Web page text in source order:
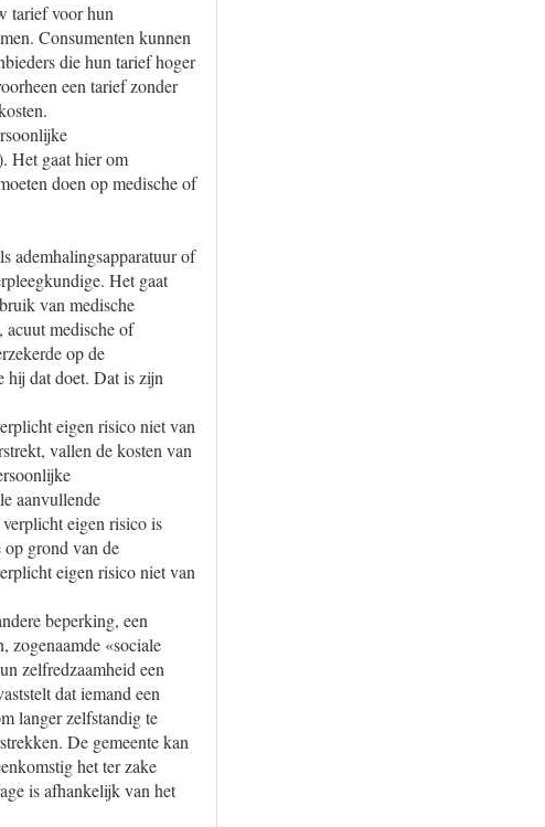
tarief voor hun
Consumenten kunnen
die hun tarief hoger
een tarief zonder
Het gaat hier om
doen op medische of
ademhalingsapparatuur of
Het gaat
van medische
acuut medische of
op de
hij dat doet. Dat is zijn
eigen risico niet van
vallen de kosten van
aanvullende
eigen risico is
grond van de
eigen risico niet van
beperking, een
zogenaamde «sociale
zelfredzaamheid een
dat iemand een
langer zelfstandig te
De gemeente kan
het ter zake
is afhankelijk van het